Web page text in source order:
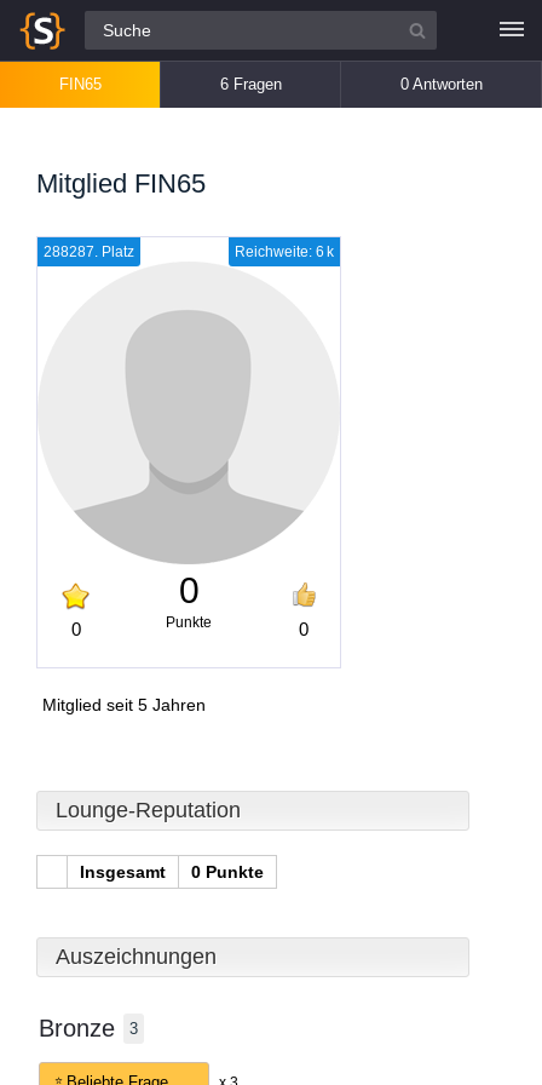
Alle Fragen
FIN65 6 Fragen 0 Antworten
Mitglied FIN65
Reichweite: 6 k
288287. Platz
0
0
Punkte 0
Mitglied seit 5 Jahren
Lounge-Reputation
Insgesamt 0 Punkte
Auszeichnungen
Bronze 3